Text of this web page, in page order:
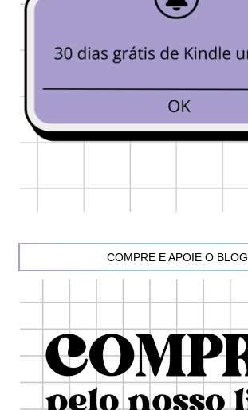
COMPRE E APOIE O BLOG